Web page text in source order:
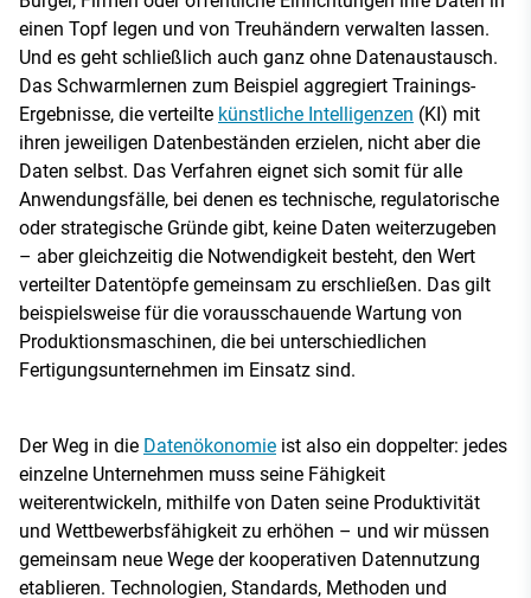
einen Topf legen und von Treuhändern verwalten lassen.
Und es geht schließlich auch ganz ohne Datenaustausch.
Das Schwarmlernen zum Beispiel aggregiert Trainings-
Ergebnisse, die verteilte künstliche Intelligenzen (KI) mit
ihren jeweiligen Datenbeständen erzielen, nicht aber die
Daten selbst. Das Verfahren eignet sich somit für alle
Anwendungsfälle, bei denen es technische, regulatorische
oder strategische Gründe gibt, keine Daten weiterzugeben
– aber gleichzeitig die Notwendigkeit besteht, den Wert
verteilter Datentöpfe gemeinsam zu erschließen. Das gilt
beispielsweise für die vorausschauende Wartung von
Produktionsmaschinen, die bei unterschiedlichen
Fertigungsunternehmen im Einsatz sind.
Der Weg in die Datenökonomie ist also ein doppelter: jedes
einzelne Unternehmen muss seine Fähigkeit
weiterentwickeln, mithilfe von Daten seine Produktivität
und Wettbewerbsfähigkeit zu erhöhen – und wir müssen
gemeinsam neue Wege der kooperativen Datennutzung
etablieren. Technologien, Standards, Methoden und